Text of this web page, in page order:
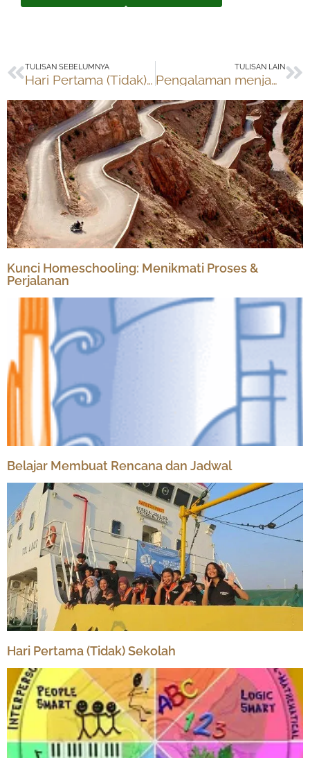
Prev
TULISAN SEBELUMNYA
Hari Pertama (Tidak) Sekolah
TULISAN LAIN
Pengalaman menjadi Top Scorer Basket
Kunci Homeschooling: Menikmati Proses &
Perjalanan
Belajar Membuat Rencana dan Jadwal
Hari Pertama (Tidak) Sekolah